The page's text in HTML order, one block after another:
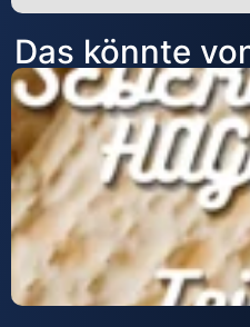
Alternative:
Das könnte